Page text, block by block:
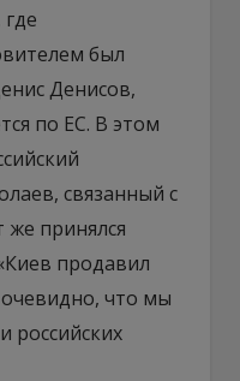
был
Денисов,
по ЕС. В этом
связанный с
же принялся
продавил
что мы
российских